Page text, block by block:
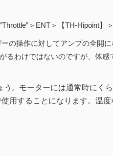
＞ENT＞【TH-Hipoint
の操作に対してアンプの全開
るわけではないのですが、体
。 モーターには通常時にく
用することになります。温